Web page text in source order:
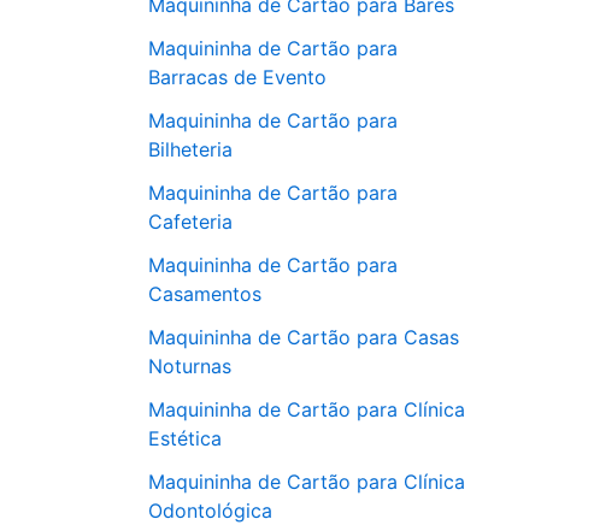
Maquininha de Cartão para Bares
Maquininha de Cartão para
Barracas de Evento
Maquininha de Cartão para
Bilheteria
Maquininha de Cartão para
Cafeteria
Maquininha de Cartão para
Casamentos
Maquininha de Cartão para Casas
Noturnas
Maquininha de Cartão para Clínica
Estética
Maquininha de Cartão para Clínica
Odontológica